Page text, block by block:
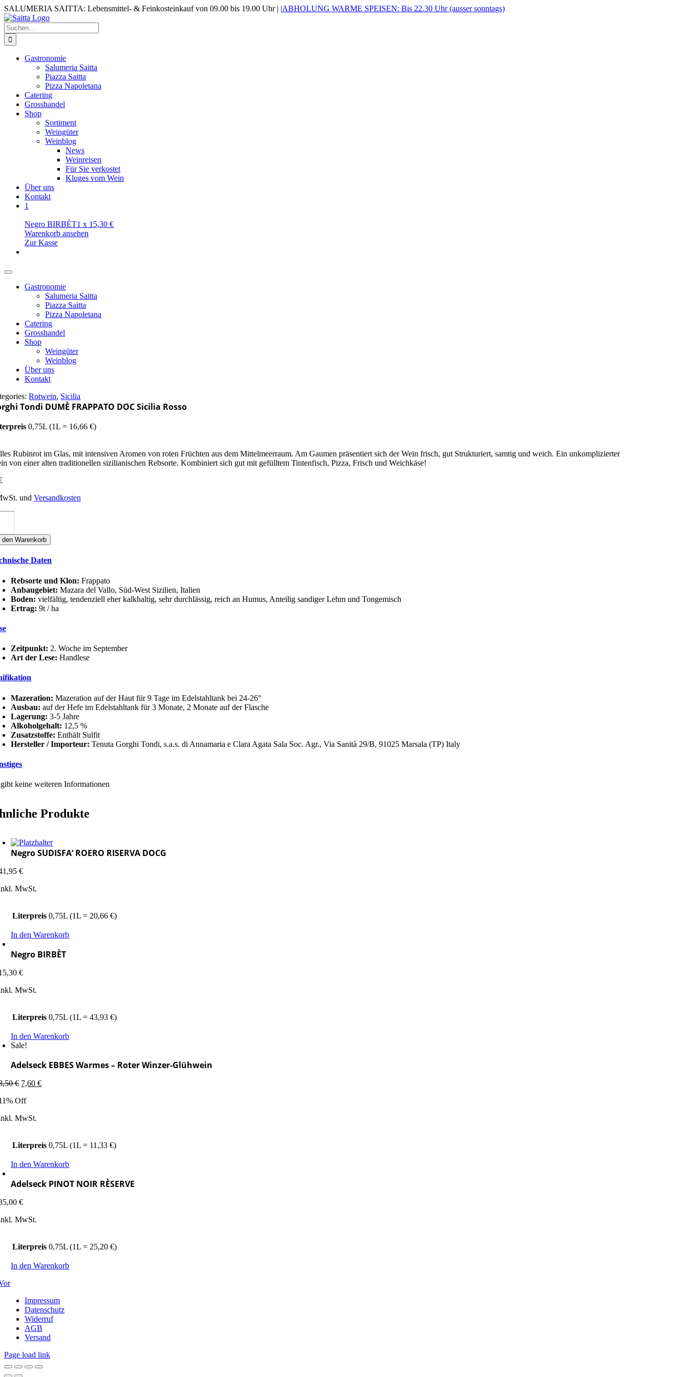
Zum
Inhalt
springen
SALUMERIA SAITTA: Lebensmittel- & Feinkosteinkauf von 09.00 bis 19.00 Uhr | |ABHOLUNG WARME SPEISEN: Bis 22.30 Uhr (ausser sonntags)
Suche
nach:
Gastronomie
Salumeria Saitta
Piazza Saitta
Pizza Napoletana
Catering
Grosshandel
Shop
Sortiment
Weingüter
Weinblog
News
Weinreisen
Für Sie verkostet
Kluges vom Wein
Über uns
Kontakt
1
Negro BIRBÈT1 x 15,30 €
Warenkorb ansehen
Zur Kasse
Gastronomie
Salumeria Saitta
Piazza Saitta
Pizza Napoletana
Catering
Grosshandel
Shop
Weingüter
Weinblog
Über uns
Kontakt
Rotwein, Sicilia
Tondi DUMÈ FRAPPATO DOC Sicilia Rosso
0,75L (1L = 16,66 €)
Rubinrot im Glas, mit intensiven Aromen von roten Früchten aus dem Mittelmeerraum. Am Gaumen präsentiert sich der Wein frisch, gut Strukturiert, samtig und weich. Ein unkomplizierter
von einer alten traditionellen sizilianischen Rebsorte. Kombiniert sich gut mit gefülltem Tintenfisch, Pizza, Frisch und Weichkäse!
und Versandkosten
den Warenkorb
Daten
Rebsorte und Klon: Frappato
Anbaugebiet:Mazara del Vallo, Süd-West Sizilien, Italien
Boden:vielfältig, tendenziell eher kalkhaltig, sehr durchlässig, reich an Humus, Anteilig sandiger Lehm und Tongemisch
Ertrag:9t / ha
Zeitpunkt: 2. Woche im September
Art der Lese: Handlese
Mazeration:Mazeration auf der Haut für 9 Tage im Edelstahltank bei 24-26°
Ausbau:auf der Hefe im Edelstahltank für 3 Monate, 2 Monate auf der Flasche
Lagerung:3-5 Jahre
Alkoholgehalt: 12,5 %
Zusatzstoffe:Enthält Sulfit
Hersteller / Importeur: Tenuta Gorghi Tondi, s.a.s. di Annamaria e Clara Agata Sala Soc. Agr., Via Sanità 29/B, 91025 Marsala (TP) Italy
keine weiteren Informationen
Produkte
Negro SUDISFA‘ ROERO RISERVA DOCG
€
MwSt.
Literpreis 0,75L (1L = 20,66 €)
In den Warenkorb
Negro BIRBÈT
€
MwSt.
Literpreis 0,75L (1L = 43,93 €)
In den Warenkorb
Sale!
Adelseck EBBES Warmes – Roter Winzer-Glühwein
€ Ursprünglicher
war:
7,60€Aktueller
Off
MwSt.
Literpreis 0,75L (1L = 11,33 €)
In den Warenkorb
Adelseck PINOT NOIR RÈSERVE
€
MwSt.
Literpreis 0,75L (1L = 25,20 €)
In den Warenkorb
Impressum
Datenschutz
Widerruf
AGB
Versand
Page load link